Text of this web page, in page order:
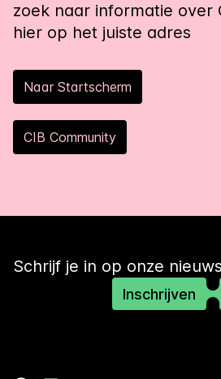
zoek naar informatie over
hier op het juiste adres
Naar Startscherm
CIB Community
Schrijf je in op onze
Inschrijven